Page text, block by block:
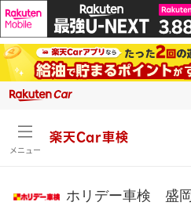
メニュー
楽天Car車検
ホリデー車検 盛岡